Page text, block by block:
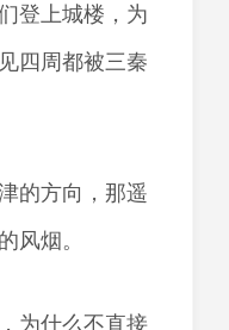
登上城楼，为
四周都被三秦
的方向，那遥
风烟。
为什么不直接